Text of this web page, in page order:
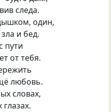
следа.
один,
и бед.
пути
от тебя.
любовь.
словах,